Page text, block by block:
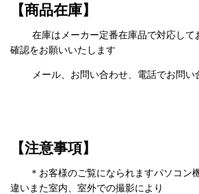
【商品在庫】
在庫はメーカー定番在庫品で対応して
確認をお願いいたします
メール、お問い合わせ、電話でお問い
【注意事項】
＊お客様のご覧になられますパソコン
違いまた室内、室外での撮影により